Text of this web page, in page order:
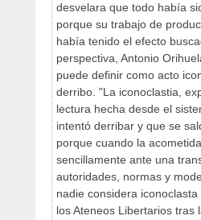
desvelara que todo había
porque su trabajo de
había tenido el efecto
perspectiva, Antonio
puede definir como acto
derribo. "La iconoclastia,
lectura hecha desde el
intentó derribar y que se
porque cuando la
sencillamente ante una
autoridades, normas y
nadie considera
los Ateneos Libertarios tras